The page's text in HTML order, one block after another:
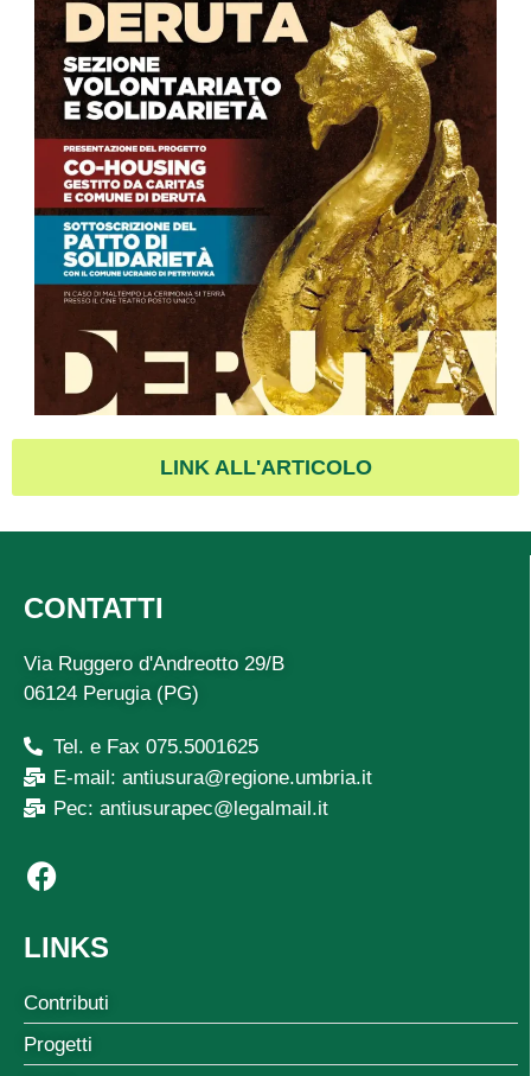
LINK ALL'ARTICOLO
CONTATTI
Via Ruggero d'Andreotto 29/B
06124 Perugia (PG)
Tel. e Fax 075.5001625
E-mail: antiusura@regione.umbria.it
Pec: antiusurapec@legalmail.it
LINKS
Contributi
Progetti